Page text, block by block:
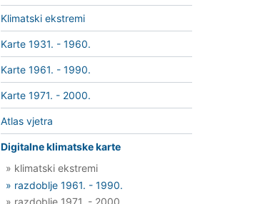
Klimatski ekstremi
Karte 1931. - 1960.
Karte 1961. - 1990.
Karte 1971. - 2000.
Atlas vjetra
Digitalne klimatske karte
» klimatski ekstremi
» razdoblje 1961. - 1990.